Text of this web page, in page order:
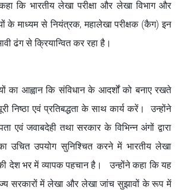
कि भारतीय लेखा परीक्षा और लेखा विभाग और
के माध्यम से नियंत्रक, महालेखा परीक्षक (कैग) इन
ढंग से क्रियान्वित कर रहा है।
का आह्वान कि संविधान के आदर्शों को बनाए रखते
निष्ठा एवं प्रतिबद्धता के साथ कार्य करें। उन्होंने
एवं जवाबदेही तथा सरकार के विभिन्न अंगों द्वारा
उचित उपयोग सुनिश्चित करने में भारतीय लेखा
देश भर में व्यापक पहचान है। उन्होंने कहा कि यह
सरकारों में लेखा और लेखा जांच सुझावों के रूप में